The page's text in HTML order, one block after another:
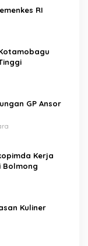
RI
GP Ansor
Kerja
Bolmong
Kuliner